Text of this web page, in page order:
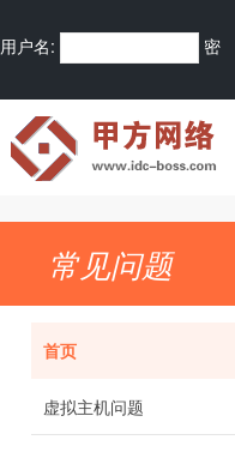
用户名: 密
常见问题
首页
虚拟主机问题